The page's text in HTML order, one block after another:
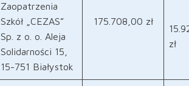
Zaopatrzenia
Szkół „CEZAS”
Sp. z o. o. Aleja
Solidarności 15,
15-751 Białystok
175.708,00 zł
zł